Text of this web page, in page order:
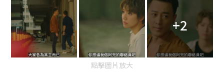
+2
點擊圖片放大